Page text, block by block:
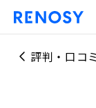
評判・口コ